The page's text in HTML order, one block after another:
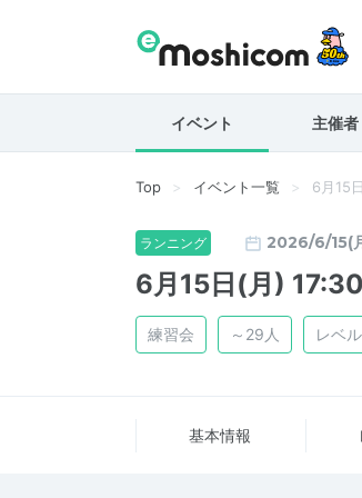
イベント 主催者
Top イベント一覧 6月15
ランニング 2026/6/15(
6月15日(月)
練習会 ～29人 レベ
基本情報